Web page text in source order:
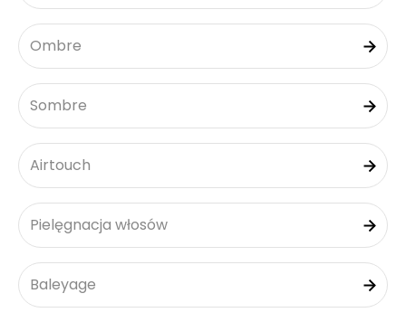
Ombre
Sombre
Airtouch
Pielęgnacja włosów
Baleyage